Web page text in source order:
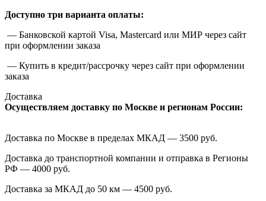
Доступно три варианта оплаты:
— Банковской картой Visa, Mastercard или МИР через сайт
при оформлении заказа
— Купить в кредит/рассрочку через сайт при оформлении
заказа
Доставка
Осуществляем доставку по Москве и регионам России:
Доставка по Москве в пределах МКАД — 3500 руб.
Доставка до транспортной компании и отправка в Регионы
РФ — 4000 руб.
Доставка за МКАД до 50 км — 4500 руб.